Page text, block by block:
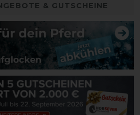
& GUTSCHEINE